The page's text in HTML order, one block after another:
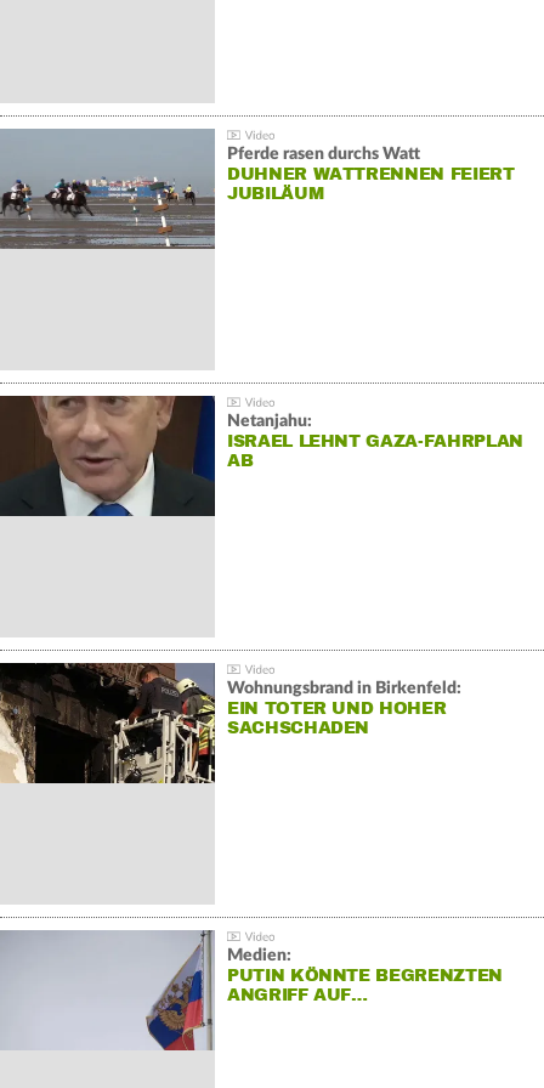
Pferde rasen durchs Watt
DUHNER WATTRENNEN FEIERT
JUBILÄUM
Netanjahu:
ISRAEL LEHNT GAZA-FAHRPLAN
AB
Wohnungsbrand in Birkenfeld:
EIN TOTER UND HOHER
SACHSCHADEN
Medien:
PUTIN KÖNNTE BEGRENZTEN
ANGRIFF AUF…